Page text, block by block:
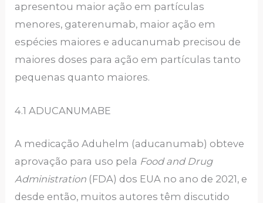
apresentou maior ação em partículas
menores, gaterenumab, maior ação em
espécies maiores e aducanumab precisou de
maiores doses para ação em partículas tanto
pequenas quanto maiores.
4.1 ADUCANUMABE
A medicação Aduhelm (aducanumab) obteve
aprovação para uso pela Food and Drug
Administration (FDA) dos EUA no ano de 2021, e
desde então, muitos autores têm discutido